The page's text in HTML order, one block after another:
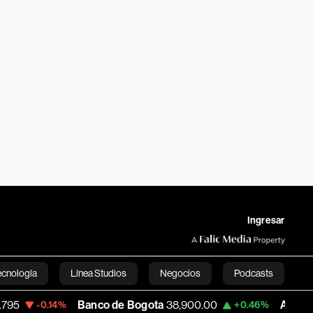
Ingresar
Línea Studios Negocios Podcasts
English
Banco de Bogota 38,900.00 +0.46% Apple 313.305